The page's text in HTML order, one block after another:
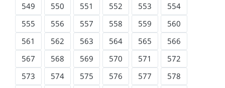
549
550 551 552 553
554
555
556 557 558 559
560
561
562 563 564 565
566
567
568 569 570 571
572
573
574 575 576 577
578